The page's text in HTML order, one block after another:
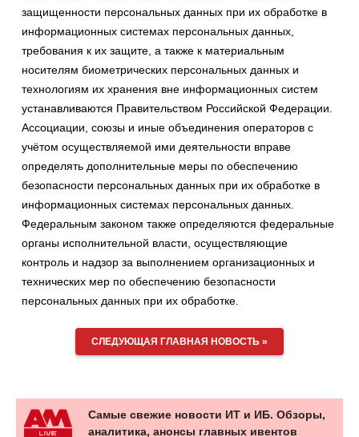
защищенности персональных данных при их обработке в
информационных системах персональных данных,
требования к их защите, а также к материальным
носителям биометрических персональных данных и
технологиям их хранения вне информационных систем
устанавливаются Правительством Российской Федерации.
Ассоциации, союзы и иные объединения операторов с
учётом осуществляемой ими деятельности вправе
определять дополнительные меры по обеспечению
безопасности персональных данных при их обработке в
информационных системах персональных данных.
Федеральным законом также определяются федеральные
органы исполнительной власти, осуществляющие
контроль и надзор за выполнением организационных и
технических мер по обеспечению безопасности
персональных данных при их обработке.
СЛЕДУЮЩАЯ ГЛАВНАЯ НОВОСТЬ »
Самые свежие новости ИТ и ИБ. Обзоры,
аналитика, анонсы главных ивентов